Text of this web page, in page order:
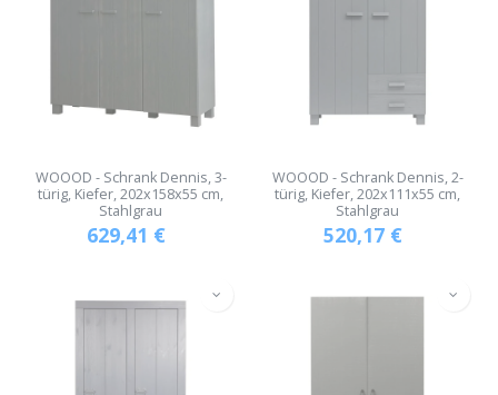
WOOOD - Schrank Dennis, 3-
türig, Kiefer, 202x158x55 cm,
Stahlgrau
629,41 €
WOOOD - Schrank Dennis, 2-
türig, Kiefer, 202x111x55 cm,
Stahlgrau
520,17 €